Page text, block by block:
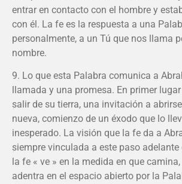
entrar en contacto con el hombre y
con él. La fe es la respuesta a una
personalmente, a un Tú que nos llama
nombre.
9. Lo que esta Palabra comunica a
llamada y una promesa. En primer
salir de su tierra, una invitación a
nueva, comienzo de un éxodo que lo
inesperado. La visión que la fe da a
siempre vinculada a este paso adelante
la fe « ve » en la medida en que
adentra en el espacio abierto por la